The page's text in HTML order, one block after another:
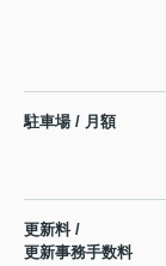
駐車場 / 月額
更新料 /
更新事務手数料